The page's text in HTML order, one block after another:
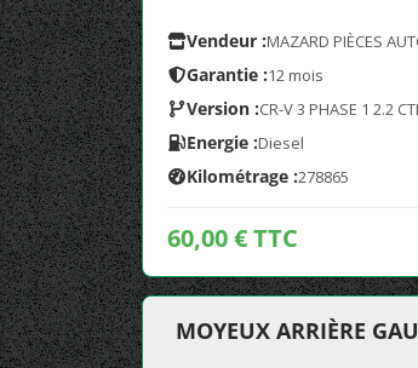
Vendeur :MAZARD PIÈCES
Garantie :12 mois
Version :CR-V 3 PHASE 1 2.2
Energie :Diesel
Kilométrage :278865
60,00 € TTC
MOYEUX ARRIÈRE